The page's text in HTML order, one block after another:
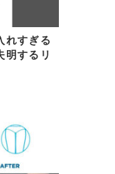
れすぎる
明するリ